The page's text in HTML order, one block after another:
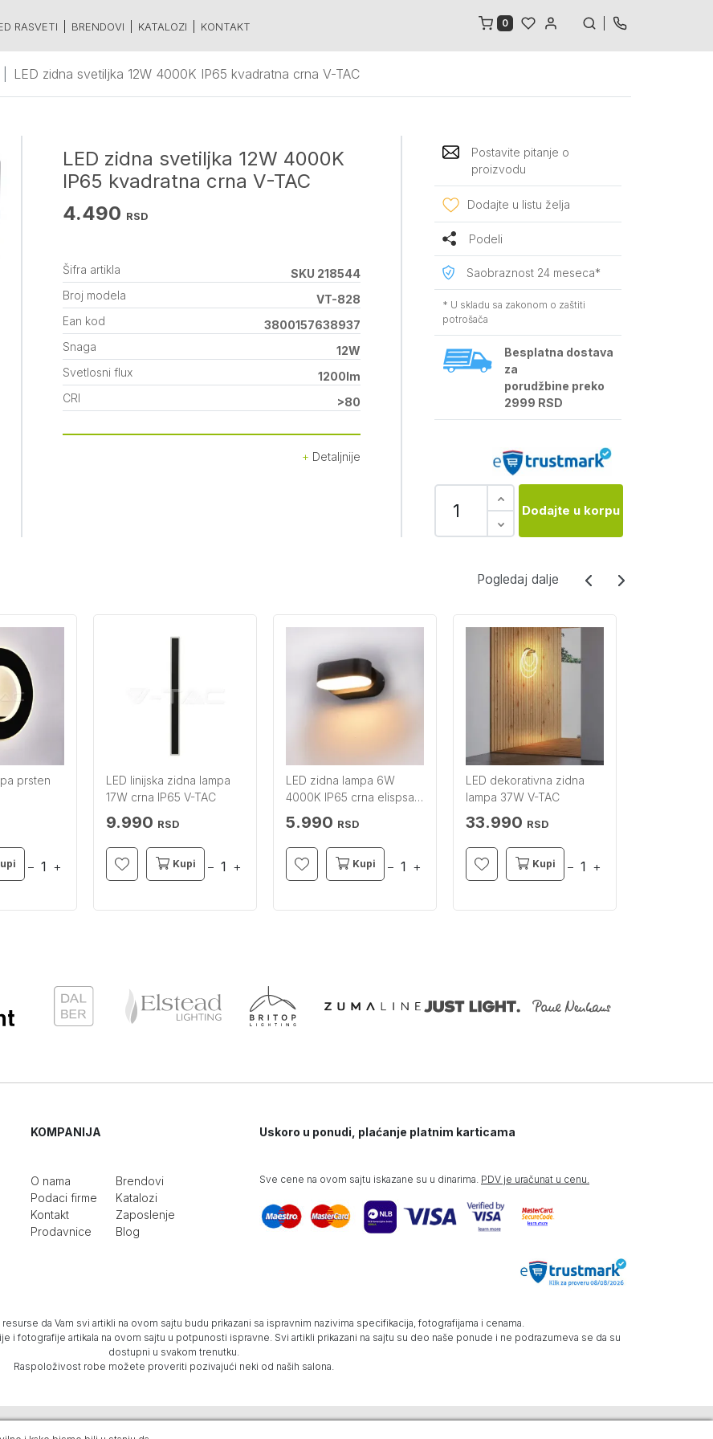
RASVETI BRENDOVI KATALOZI KONTAKT 0
LED zidna svetiljka 12W 4000K IP65 kvadratna crna V-TAC
LED zidna svetiljka 12W 4000K
IP65 kvadratna crna V-TAC
4.490 RSD
Šifra artikla
SKU 218544
Broj modela
VT-828
Ean kod
3800157638937
Snaga
12W
Svetlosni flux
1200lm
CRI
>80
Detaljnije
Postavite pitanje o
proizvodu
Dodajte u listu želja
Podeli
Saobraznost 24 meseca*
* U skladu sa zakonom o zaštiti
potrošača
Besplatna dostava
za
porudžbine preko
2999 RSD
Dodajte u korpu
Pogledaj dalje
prsten
− +
LED linijska zidna lampa
17W crna IP65 V-TAC
9.990 RSD
Kupi − +
LED zidna lampa 6W
4000K IP65 crna elispsa
V-TAC
5.990 RSD
Kupi − +
LED dekorativna zidna
lampa 37W V-TAC
33.990 RSD
Kupi − +
Pogledaj dalje
KOMPANIJA
O nama
Podaci firme
Kontakt
Prodavnice
Brendovi
Katalozi
Zaposlenje
Blog
Uskoro u ponudi, plaćanje platnim karticama
Sve cene na ovom sajtu iskazane su u dinarima. PDV je uračunat u cenu.
da Vam svi artikli na ovom sajtu budu prikazani sa ispravnim nazivima specifikacija, fotografijama i cenama.
i fotografije artikala na ovom sajtu u potpunosti ispravne. Svi artikli prikazani na sajtu su deo naše ponude i ne podrazumeva se da su
dostupni u svakom trenutku.
Raspoloživost robe možete proveriti pozivajući neki od naših salona.